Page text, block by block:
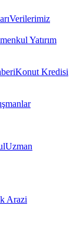
Verilerimiz
Yatırım
Konut Kredisi
Uzman
Arazi